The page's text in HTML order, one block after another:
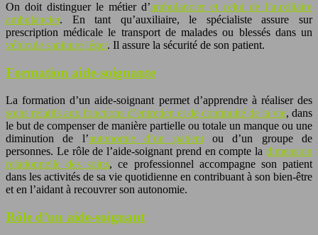
On doit distinguer le métier d’ambulancier et celui de l’auxiliaire
ambulancier. En tant qu’auxiliaire, le spécialiste assure sur
prescription médicale le transport de malades ou blessés dans un
véhicule sanitaire léger. Il assure la sécurité de son patient.
Formation aide-soignante
La formation d’un aide-soignant permet d’apprendre à réaliser des
soins relatifs aux fonctions d’entretien et de continuité de la vie, dans
le but de compenser de manière partielle ou totale un manque ou une
diminution de l’autonomie d’un patientou d’un groupe de
personnes. Le rôle de l’aide-soignant prend en compte la dimension
relationnelle des soins, ce professionnel accompagne son patient
dans les activités de sa vie quotidienne en contribuant à son bien-être
et en l’aidant à recouvrer son autonomie.
Rôle d’un aide-soignant